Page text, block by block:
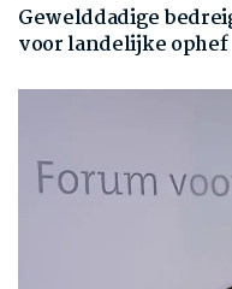
Gewelddadige
voor landelijke ophef